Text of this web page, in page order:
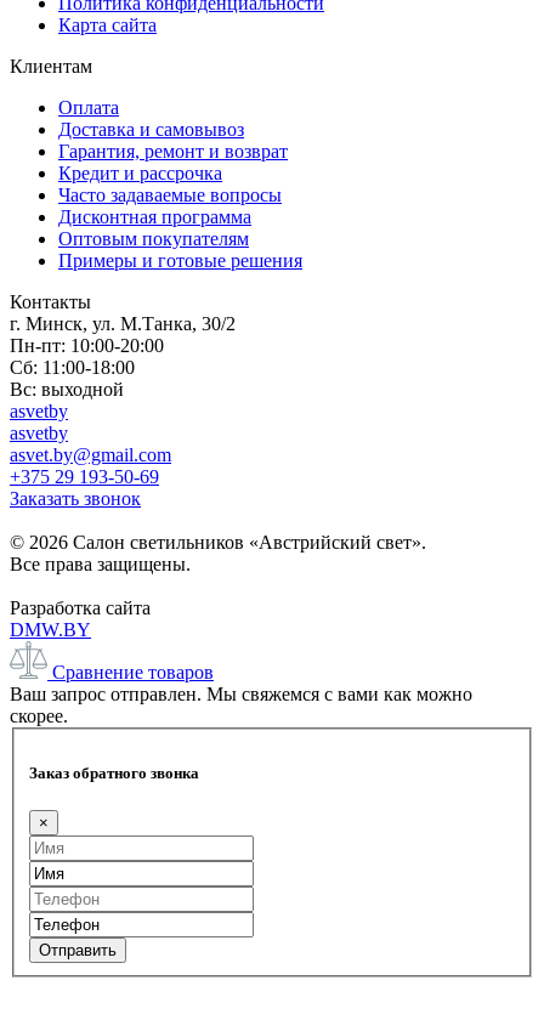
Карта сайта
Клиентам
Оплата
Доставка и самовывоз
Гарантия, ремонт и возврат
Кредит и рассрочка
Часто задаваемые вопросы
Дисконтная программа
Оптовым покупателям
Примеры и готовые решения
Контакты
г. Минск, ул. М.Танка, 30/2
Пн-пт: 10:00-20:00
Сб: 11:00-18:00
Вс: выходной
asvetby
asvetby
asvet.by@gmail.com
+375 29 193-50-69
Заказать звонок
© 2026 Салон светильников «Австрийский свет».
Все права защищены.
Разработка сайта
DMW.BY
Сравнение товаров
Ваш запрос отправлен. Мы свяжемся с вами как можно
скорее.
Заказ обратного звонка
×
Отправить